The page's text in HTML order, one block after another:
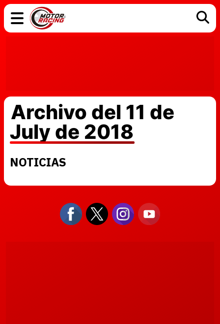
Archivo del 11 de
July de 2018
NOTICIAS